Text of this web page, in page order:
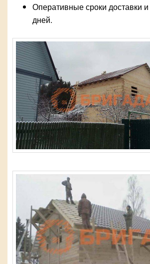
Оперативные сроки доставки
дней.